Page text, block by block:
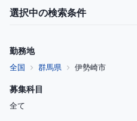
選択中の検索条件
勤務地
全国 群馬県 伊勢崎市
募集科目
全て